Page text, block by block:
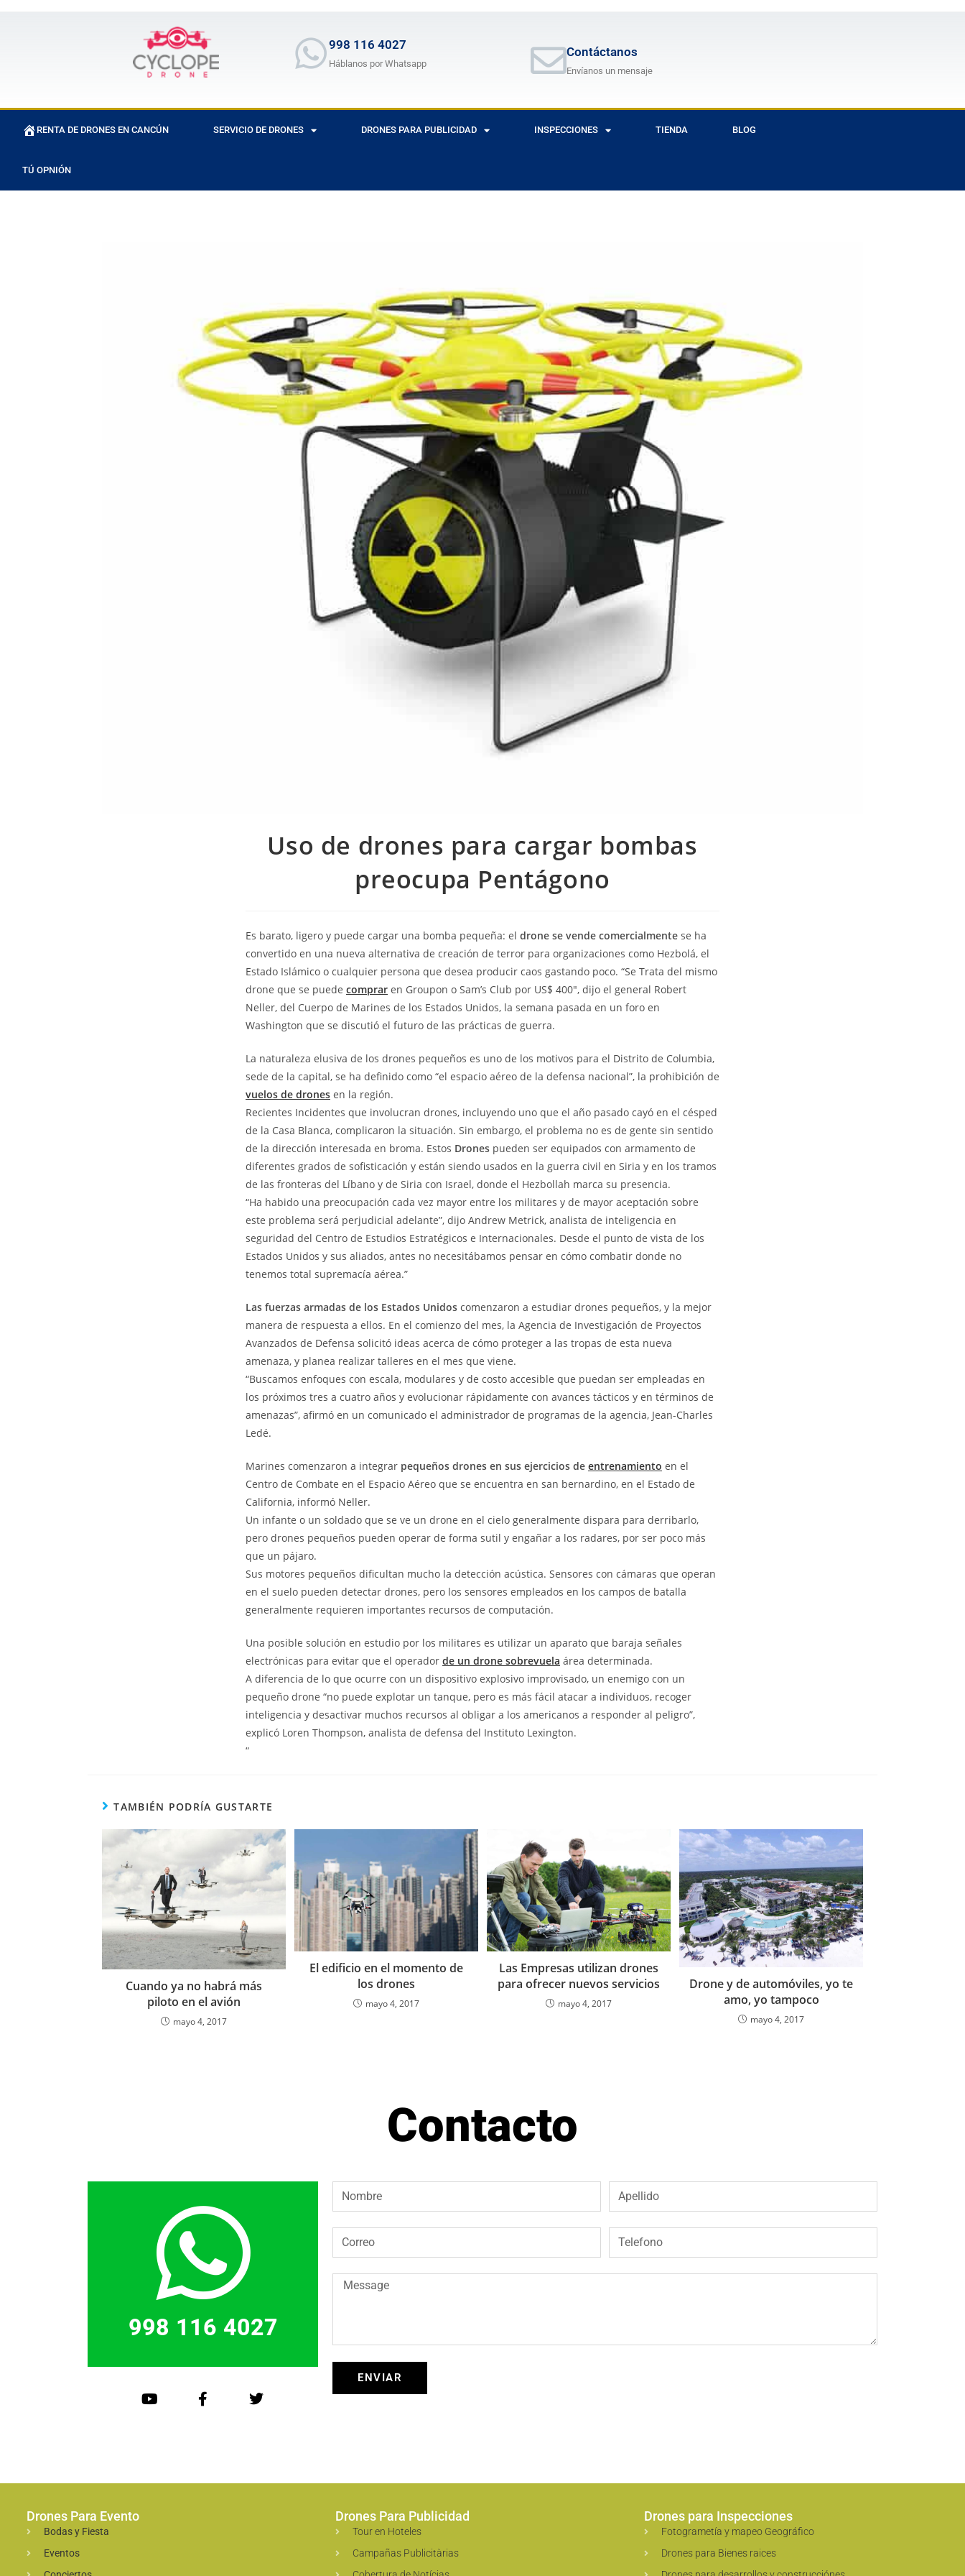
998 116 4027
Háblanos por Whatsapp
Contáctanos
Envíanos un mensaje
RENTA DE DRONES EN CANCÚN SERVICIO DE DRONES DRONES PARA PUBLICIDAD INSPECCIONES TIENDA BLOG
TÚ OPNIÓN
Uso de drones para cargar bombas
preocupa Pentágono
Es barato, ligero y puede cargar una bomba pequeña: el drone se vende comercialmente se ha
convertido en una nueva alternativa de creación de terror para organizaciones como Hezbolá, el
Estado Islámico o cualquier persona que desea producir caos gastando poco. “Se Trata del mismo
drone que se puede comprar en Groupon o Sam’s Club por US$ 400″, dijo el general Robert
Neller, del Cuerpo de Marines de los Estados Unidos, la semana pasada en un foro en
Washington que se discutió el futuro de las prácticas de guerra.
La naturaleza elusiva de los drones pequeños es uno de los motivos para el Distrito de Columbia,
sede de la capital, se ha definido como “el espacio aéreo de la defensa nacional”, la prohibición de
vuelos de drones en la región.
Recientes Incidentes que involucran drones, incluyendo uno que el año pasado cayó en el césped
de la Casa Blanca, complicaron la situación. Sin embargo, el problema no es de gente sin sentido
de la dirección interesada en broma. Estos Drones pueden ser equipados con armamento de
diferentes grados de sofisticación y están siendo usados en la guerra civil en Siria y en los tramos
de las fronteras del Líbano y de Siria con Israel, donde el Hezbollah marca su presencia.
“Ha habido una preocupación cada vez mayor entre los militares y de mayor aceptación sobre
este problema será perjudicial adelante”, dijo Andrew Metrick, analista de inteligencia en
seguridad del Centro de Estudios Estratégicos e Internacionales. Desde el punto de vista de los
Estados Unidos y sus aliados, antes no necesitábamos pensar en cómo combatir donde no
tenemos total supremacía aérea.”
Las fuerzas armadas de los Estados Unidos comenzaron a estudiar drones pequeños, y la mejor
manera de respuesta a ellos. En el comienzo del mes, la Agencia de Investigación de Proyectos
Avanzados de Defensa solicitó ideas acerca de cómo proteger a las tropas de esta nueva
amenaza, y planea realizar talleres en el mes que viene.
“Buscamos enfoques con escala, modulares y de costo accesible que puedan ser empleadas en
los próximos tres a cuatro años y evolucionar rápidamente con avances tácticos y en términos de
amenazas”, afirmó en un comunicado el administrador de programas de la agencia, Jean-Charles
Ledé.
Marines comenzaron a integrar pequeños drones en sus ejercicios de entrenamiento en el
Centro de Combate en el Espacio Aéreo que se encuentra en san bernardino, en el Estado de
California, informó Neller.
Un infante o un soldado que se ve un drone en el cielo generalmente dispara para derribarlo,
pero drones pequeños pueden operar de forma sutil y engañar a los radares, por ser poco más
que un pájaro.
Sus motores pequeños dificultan mucho la detección acústica. Sensores con cámaras que operan
en el suelo pueden detectar drones, pero los sensores empleados en los campos de batalla
generalmente requieren importantes recursos de computación.
Una posible solución en estudio por los militares es utilizar un aparato que baraja señales
electrónicas para evitar que el operador de un drone sobrevuela área determinada.
A diferencia de lo que ocurre con un dispositivo explosivo improvisado, un enemigo con un
pequeño drone “no puede explotar un tanque, pero es más fácil atacar a individuos, recoger
inteligencia y desactivar muchos recursos al obligar a los americanos a responder al peligro”,
explicó Loren Thompson, analista de defensa del Instituto Lexington.
“
TAMBIÉN PODRÍA GUSTARTE
Cuando ya no habrá más
piloto en el avión
mayo 4, 2017
El edificio en el momento de
los drones
mayo 4, 2017
Las Empresas utilizan drones
para ofrecer nuevos servicios
mayo 4, 2017
Drone y de automóviles, yo te
amo, yo tampoco
mayo 4, 2017
Contacto
998 116 4027
ENVIAR
Drones Para Evento
Bodas y Fiesta
Eventos
Drones Para Publicidad
Tour en Hoteles
Campañas Publicitàrias
Drones para Inspecciones
Fotogrametía y mapeo Geográfico
Drones para Bienes raices